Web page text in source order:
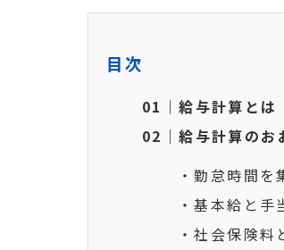
目次
01｜給与計算とは
02｜給与計算のお
・勤怠時間を
・基本給と手
・社会保険料